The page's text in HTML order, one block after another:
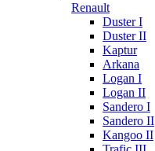
Renault
Duster I
Duster II
Kaptur
Arkana
Logan I
Logan II
Sandero I
Sandero II
Kangoo II